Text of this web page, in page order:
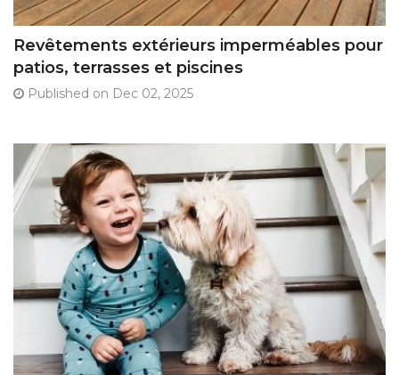
Revêtements extérieurs imperméables pour
patios, terrasses et piscines
Published on Dec 02, 2025